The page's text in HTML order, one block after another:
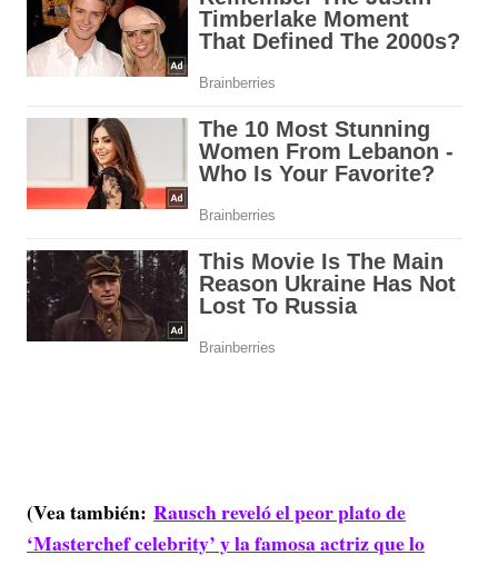
(Vea también: Rausch reveló el peor plato de
‘Masterchef celebrity’ y la famosa actriz que lo